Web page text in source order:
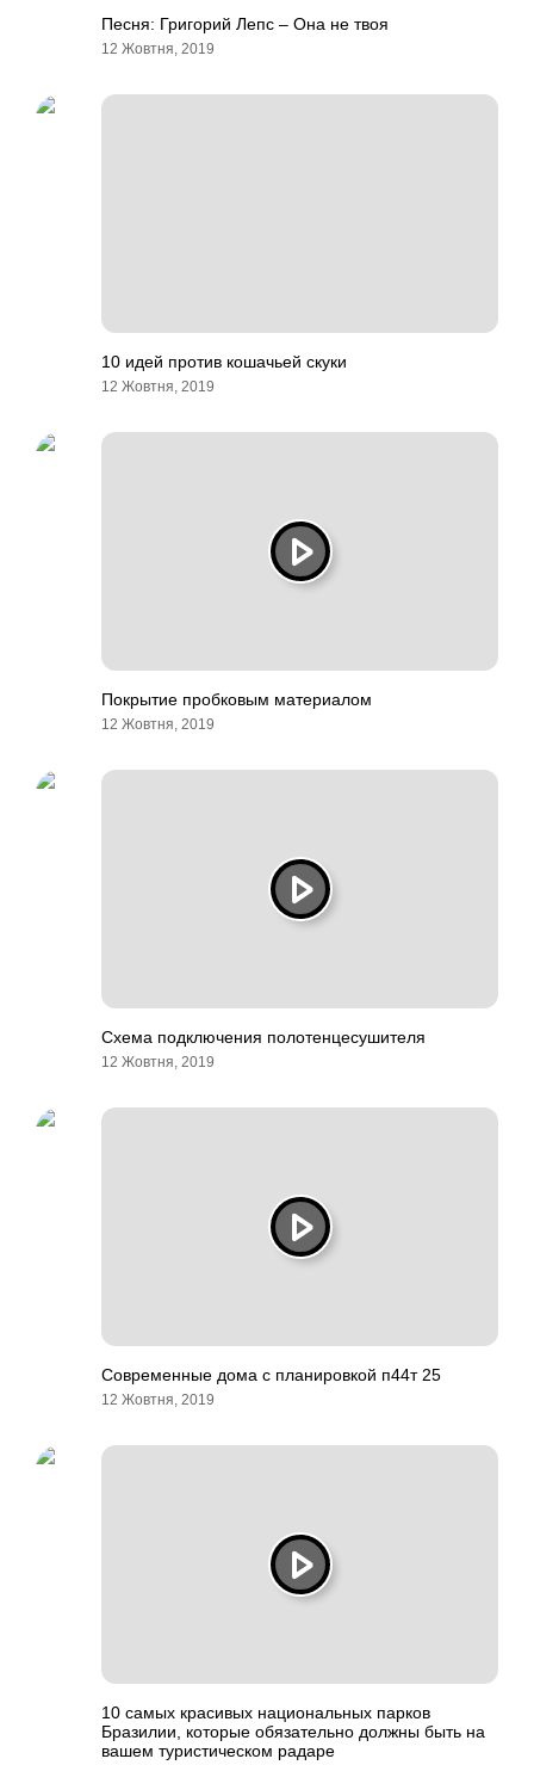
Песня: Григорий Лепс – Она не твоя
12 Жовтня, 2019
10 идей против кошачьей скуки
12 Жовтня, 2019
Покрытие пробковым материалом
12 Жовтня, 2019
Схема подключения полотенцесушителя
12 Жовтня, 2019
Современные дома с планировкой п44т 25
12 Жовтня, 2019
10 самых красивых национальных парков
Бразилии, которые обязательно должны быть на
вашем туристическом радаре